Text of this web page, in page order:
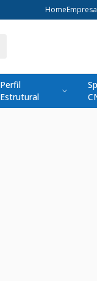
HomeEmpresa
Perfil
Estrutural